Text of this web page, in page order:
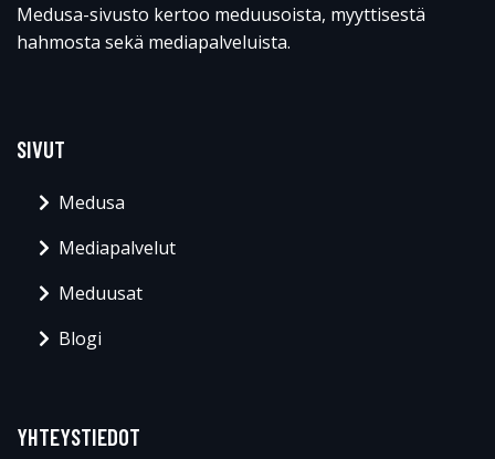
Medusa-sivusto kertoo meduusoista, myyttisestä
hahmosta sekä mediapalveluista.
SIVUT
Medusa
Mediapalvelut
Meduusat
Blogi
YHTEYSTIEDOT